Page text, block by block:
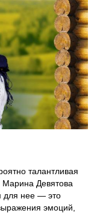
талантливая
Марина Девятова
для нее — это
эмоций,